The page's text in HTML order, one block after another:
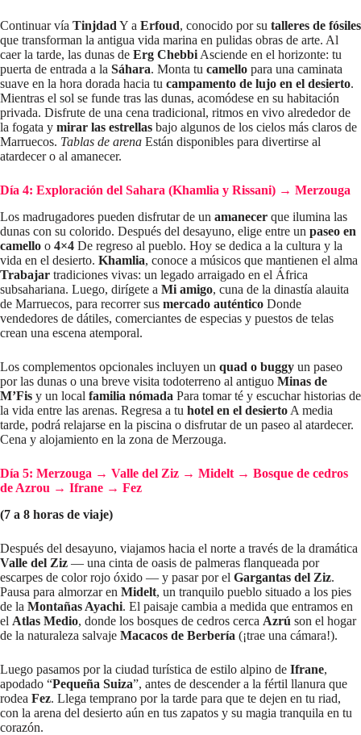
Continuar vía Tinjdad Y a Erfoud, conocido por su talleres de fósiles
que transforman la antigua vida marina en pulidas obras de arte. Al
caer la tarde, las dunas de Erg Chebbi Asciende en el horizonte: tu
puerta de entrada a la Sáhara. Monta tu camello para una caminata
suave en la hora dorada hacia tu campamento de lujo en el desierto.
Mientras el sol se funde tras las dunas, acomódese en su habitación
privada. Disfrute de una cena tradicional, ritmos en vivo alrededor de
la fogata y mirar las estrellas bajo algunos de los cielos más claros de
Marruecos. Tablas de arena Están disponibles para divertirse al
atardecer o al amanecer.
Día 4: Exploración del Sahara (Khamlia y Rissani) → Merzouga
Los madrugadores pueden disfrutar de un amanecer que ilumina las
dunas con su colorido. Después del desayuno, elige entre un paseo en
camello o 4×4 De regreso al pueblo. Hoy se dedica a la cultura y la
vida en el desierto. Khamlia, conoce a músicos que mantienen el alma
Trabajar tradiciones vivas: un legado arraigado en el África
subsahariana. Luego, dirígete a Mi amigo, cuna de la dinastía alauita
de Marruecos, para recorrer sus mercado auténtico Donde
vendedores de dátiles, comerciantes de especias y puestos de telas
crean una escena atemporal.
Los complementos opcionales incluyen un quad o buggy un paseo
por las dunas o una breve visita todoterreno al antiguo Minas de
M’Fis y un local familia nómada Para tomar té y escuchar historias de
la vida entre las arenas. Regresa a tu hotel en el desierto A media
tarde, podrá relajarse en la piscina o disfrutar de un paseo al atardecer.
Cena y alojamiento en la zona de Merzouga.
Día 5: Merzouga → Valle del Ziz → Midelt → Bosque de cedros
de Azrou → Ifrane → Fez
(7 a 8 horas de viaje)
Después del desayuno, viajamos hacia el norte a través de la dramática
Valle del Ziz — una cinta de oasis de palmeras flanqueada por
escarpes de color rojo óxido — y pasar por el Gargantas del Ziz.
Pausa para almorzar en Midelt, un tranquilo pueblo situado a los pies
de la Montañas Ayachi. El paisaje cambia a medida que entramos en
el Atlas Medio, donde los bosques de cedros cerca Azrú son el hogar
de la naturaleza salvaje Macacos de Berbería (¡trae una cámara!).
Luego pasamos por la ciudad turística de estilo alpino de Ifrane,
apodado “Pequeña Suiza”, antes de descender a la fértil llanura que
rodea Fez. Llega temprano por la tarde para que te dejen en tu riad,
con la arena del desierto aún en tus zapatos y su magia tranquila en tu
corazón.